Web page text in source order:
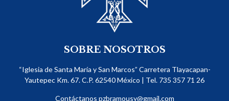
SOBRE NOSOTROS
“Iglesia de Santa María y San Marcos” Carretera Tlayacapan-
Yautepec Km. 67. C.P. 62540​ México | Tel. 735 357 71 26
Contáctanos pzbramousy@gmail.com